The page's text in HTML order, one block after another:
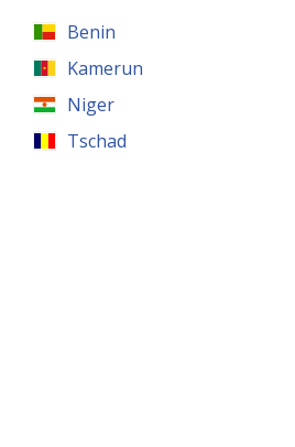
Benin
Kamerun
Niger
Tschad